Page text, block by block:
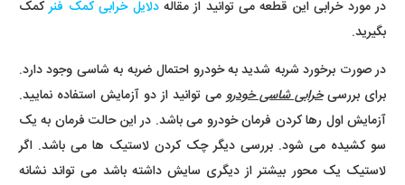
در مورد خرابی این قطعه می توانید از مقالهدلایل خرابی کمک فنرکمک
بگیرید.
در صورت برخورد شربه شدید به خودرو احتمال ضربه به شاسی وجود دارد.
برای بررسیخرابی شاسی خودرومی توانید از دو آزمایش استفاده نمایید.
آزمایش اول رها کردن فرمان خودرو می باشد. در این حالت فرمان به یک
سو کشیده می شود. بررسی دیگر چک کردن لاستیک ها می باشد. اگر
لاستیک یک محور بیشتر از دیگری سایش داشته باشد می تواند نشانه